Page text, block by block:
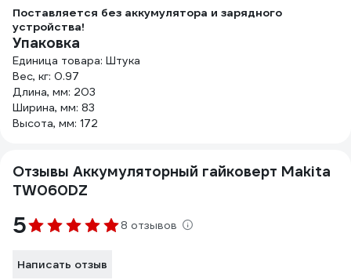
Поставляется без аккумулятора и зарядного
устройства!
Упаковка
Единица товара: Штука
Вес, кг: 0.97
Длина, мм: 203
Ширина, мм: 83
Высота, мм: 172
Отзывы Аккумуляторный гайковерт Makita
TW060DZ
5 8 отзывов
Написать отзыв